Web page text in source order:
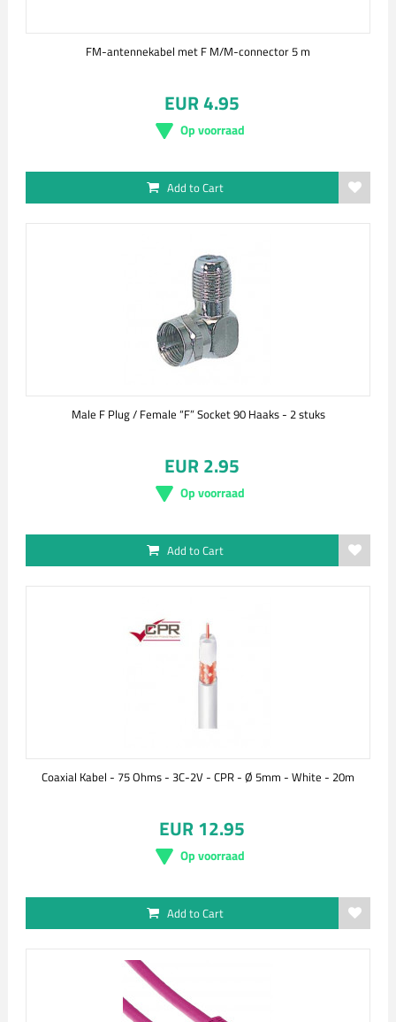
FM-antennekabel met F M/M-connector 5 m
EUR 4.95
Op voorraad
Add to Cart
Male F Plug / Female “F” Socket 90 Haaks - 2 stuks
EUR 2.95
Op voorraad
Add to Cart
Coaxial Kabel - 75 Ohms - 3C-2V - CPR - Ø 5mm - White - 20m
EUR 12.95
Op voorraad
Add to Cart